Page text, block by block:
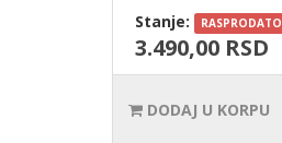
Stanje:
RASPRODATO
3.490,00 RSD
DODAJ U KORPU